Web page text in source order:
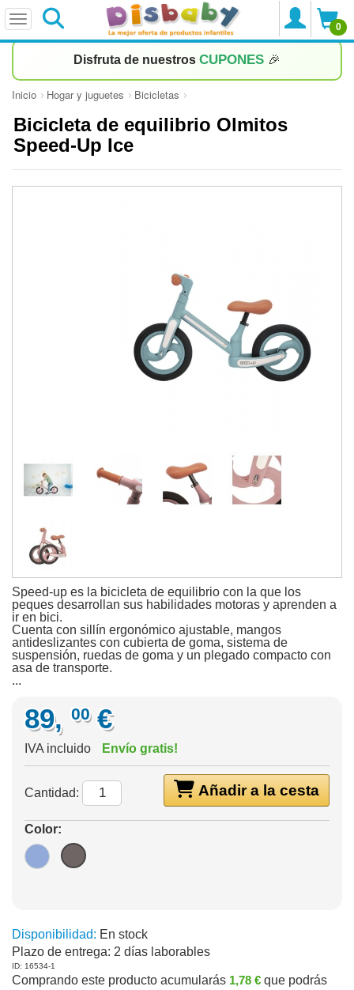
0
Disfruta de nuestros CUPONES 🎉
Inicio Hogar y juguetes Bicicletas
Bicicleta de equilibrio Olmitos
Speed-Up Ice
Speed-up es la bicicleta de equilibrio con la que los
peques desarrollan sus habilidades motoras y aprenden a
ir en bici.
Cuenta con sillín ergonómico ajustable, mangos
antideslizantes con cubierta de goma, sistema de
suspensión, ruedas de goma y un plegado compacto con
asa de transporte.
...
89, 00 €
IVA incluido Envío gratis!
Añadir a la cesta
Cantidad:
Color:
Disponibilidad: En stock
Plazo de entrega: 2 días laborables
ID: 16534-1
Comprando este producto acumularás 1,78 € que podrás